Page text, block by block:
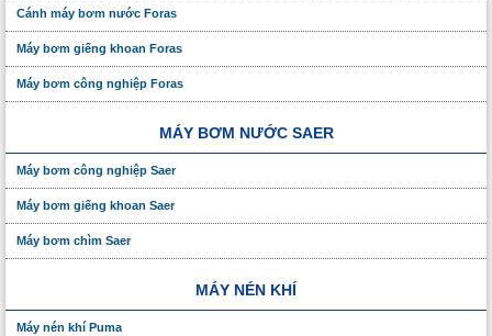
Cánh máy bơm nước Foras
Máy bơm giếng khoan Foras
Máy bơm công nghiệp Foras
MÁY BƠM NƯỚC SAER
Máy bơm công nghiệp Saer
Máy bơm giếng khoan Saer
Máy bơm chìm Saer
MÁY NÉN KHÍ
Máy nén khí Puma